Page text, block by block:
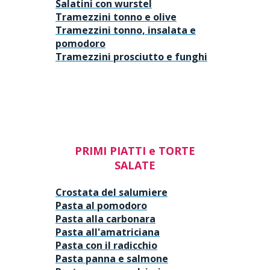
Salatini con wurstel
Tramezzini tonno e olive
Tramezzini tonno, insalata e
pomodoro
Tramezzini prosciutto e funghi
PRIMI PIATTI e TORTE
SALATE
Crostata del salumiere
Pasta al pomodoro
Pasta alla carbonara
Pasta all'amatriciana
Pasta con il radicchio
Pasta panna e salmone